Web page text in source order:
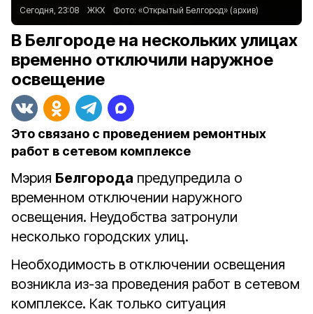
Сегодня, 23:08 ЖКХ Фото: «Открытый Белгород» (архив)
В Белгороде на нескольких улицах
временно отключили наружное
освещение
Это связано с проведением ремонтных
работ в сетевом комплексе
Мэрия Белгорода предупредила о
временном отключении наружного
освещения. Неудобства затронули
несколько городских улиц.
Необходимость в отключении освещения
возникла из-за проведения работ в сетевом
комплексе. Как только ситуация